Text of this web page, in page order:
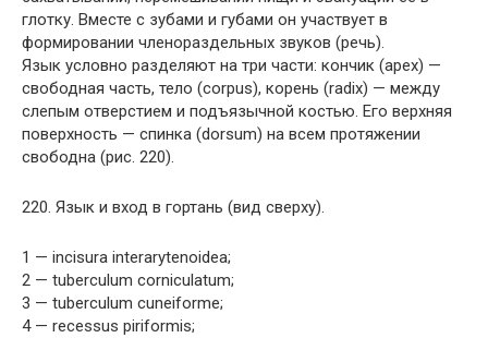
глотку. Вместе с зубами и губами он участвует в
формировании членораздельных звуков (речь).
Язык условно разделяют на три части: кончик (apex) —
свободная часть, тело (corpus), корень (radix) — между
слепым отверстием и подъязычной костью. Его верхняя
поверхность — спинка (dorsum) на всем протяжении
свободна (рис. 220).
220. Язык и вход в гортань (вид сверху).
1 — incisura interarytenoidea;
2 — tuberculum corniculatum;
3 — tuberculum cuneiforme;
4 — recessus piriformis;